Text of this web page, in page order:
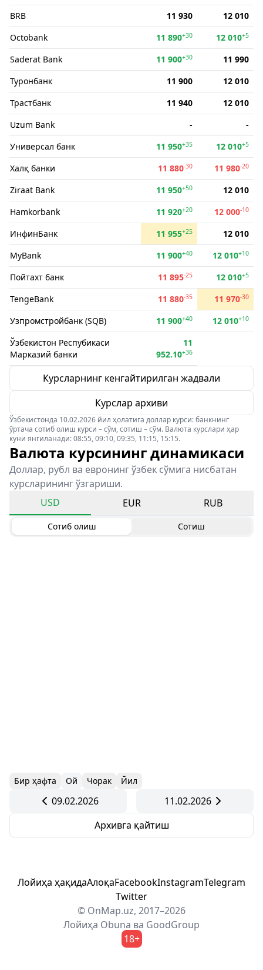
BRB 11 930
12 010
Octobank
11 890+30 12 010+5
Saderat Bank 11 900+30
11 990
Туронбанк
11 900
12 010
Трастбанк
11 940
12 010
Uzum Bank
-
-
Универсал банк
11 950+35 12 010+5
Халқ банки 11 880-30 11 980-20
Ziraat Bank 11 950+50
12 010
Hamkorbank
11 920+20 12 000-10
ИнфинБанк 11 955+25
12 010
MyBank
11 900+40 12 010+10
Пойтахт банк 11 895-25 12 010+5
TengeBank 11 880-35 11 970-30
Узпромстройбанк (SQB) 11 900+40 12 010+10
Ўзбекистон Респубикаси
Марказий банки
11
952.10+36
Курсларнинг кенгайтирилган жадвали
Курслар архиви
Ўзбекистонда 10.02.2026 йил ҳолатига доллар курси: банкнинг
ўртача сотиб олиш курси – сўм, сотиш – сўм. Валюта курслари ҳар
куни янгиланади: 08:55, 09:10, 09:35, 11:15, 15:15.
Валюта курсининг динамикаси
Доллар, рубл ва евронинг ўзбек сўмига нисбатан
курсларининг ўзгариши.
USD
EUR RUB
Сотиб олиш Сотиш
Бир ҳафта Ой Чорак Йил
09.02.2026
11.02.2026
Архивга қайтиш
Лойиҳа ҳақидаАлоқаFacebookInstagramTelegram
Twitter
© OnMap.uz, 2017–2026
Лойиҳа Obuna ва GoodGroup
18+